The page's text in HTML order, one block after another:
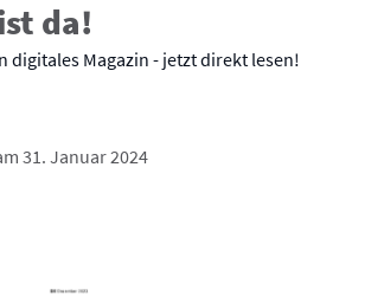
da!
digitales Magazin - jetzt direkt lesen!
31. Januar 2024